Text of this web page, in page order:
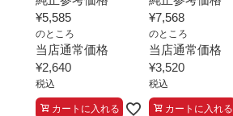
¥5,585
のところ
当店通常価格
¥2,640
税込
カートに入れる
¥7,568
のところ
当店通常価格
¥3,520
税込
カートに入れる